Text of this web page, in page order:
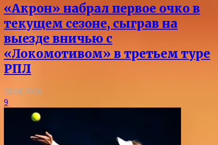
«Акрон» набрал первое очко в
текущем сезоне, сыграв на
выезде вничью с
«Локомотивом» в третьем туре
РПЛ
08.08.2026
9